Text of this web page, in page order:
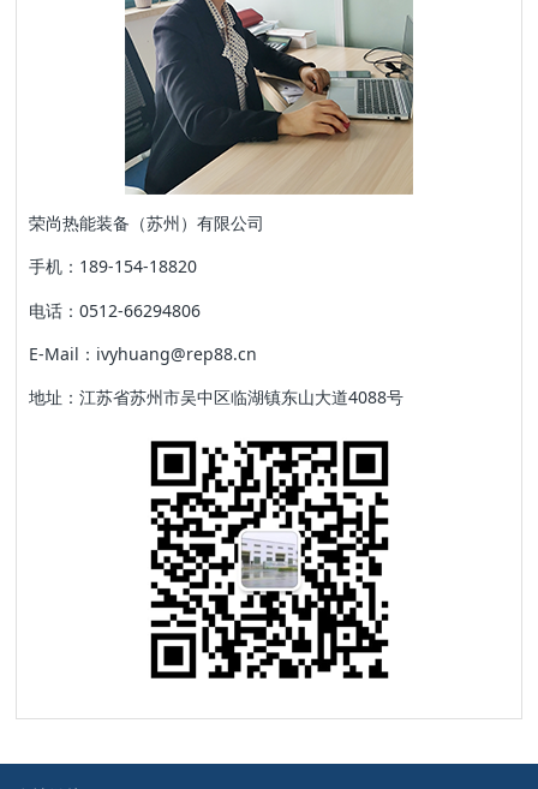
荣尚热能装备（苏州）有限公司
手机：189-154-18820
电话：0512-66294806
E-Mail：ivyhuang@rep88.cn
地址：江苏省苏州市吴中区临湖镇东山大道4088号